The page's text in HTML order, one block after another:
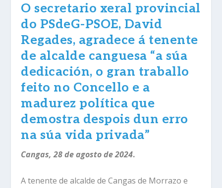
O secretario xeral provincial
do PSdeG-PSOE, David
Regades, agradece á tenente
de alcalde canguesa “a súa
dedicación, o gran traballo
feito no Concello e a
madurez política que
demostra despois dun erro
na súa vida privada”
Cangas, 28 de agosto de 2024.
A tenente de alcalde de Cangas de Morrazo e